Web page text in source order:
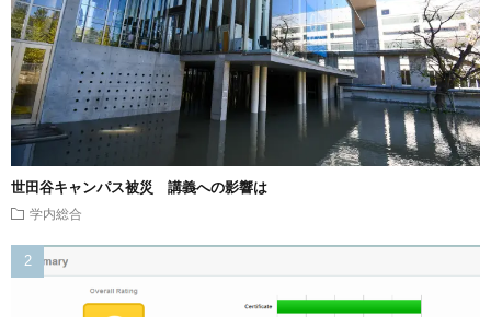
世田谷キャンパス被災 講義への影響は
学内総合